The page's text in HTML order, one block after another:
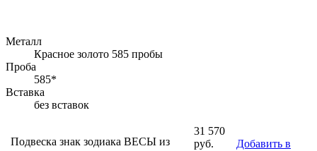
Металл
Красное золото 585 пробы
Проба
585*
Вставка
без вставок
Подвеска знак зодиака ВЕСЫ из
31 570
руб.
Добавить в